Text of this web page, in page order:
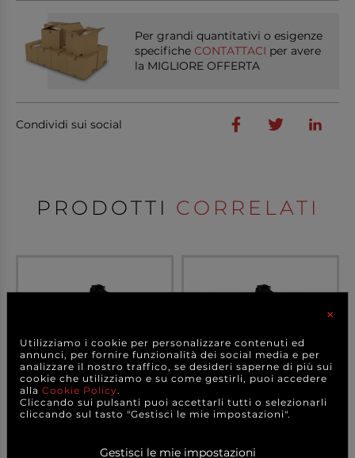
Per grandi quantitativi o esigenze
specifiche CONTATTACI per avere
la MIGLIORE OFFERTA
Condividi sui social
PRODOTTI CORRELATI
×
Utilizziamo i cookie per personalizzare contenuti ed
annunci, per fornire funzionalità dei social media e per
analizzare il nostro traffico, se desideri saperne di più sui
cookie che utilizziamo e su come gestirli, puoi accedere
alla Cookie Policy.
Cliccando sui pulsanti puoi accettarli tutti o selezionarli
cliccando sul tasto "Gestisci le mie impostazioni".
Gestisci le mie impostazioni